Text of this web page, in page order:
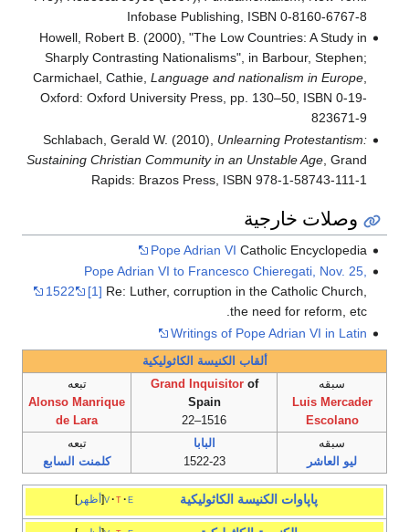
Infobase Publishing, ISBN 0-8160-6767-8
Howell, Robert B. (2000), "The Low Countries: A Study in
Sharply Contrasting Nationalisms", in Barbour, Stephen;
Carmichael, Cathie, Language and nationalism in Europe,
Oxford: Oxford University Press, pp. 130–50, ISBN 0-19-
823671-9
Schlabach, Gerald W. (2010), Unlearning Protestantism:
Sustaining Christian Community in an Unstable Age, Grand
Rapids: Brazos Press, ISBN 978-1-58743-111-1
وصلات خارجية
Pope Adrian VI Catholic Encyclopedia
Pope Adrian VI to Francesco Chieregati, Nov. 25,
1522
[1] Re: Luther, corruption in the Catholic Church,
the need for reform, etc.
Writings of Pope Adrian VI in Latin
ألقاب الكنيسة الكاثوليكية
سبقه
Luis Mercader
Escolano
Grand Inquisitorof
Spain
1516–22
تبعه
Alonso Manrique
de Lara
سبقه
ليو العاشر
البابا
1522-23
تبعه
كلمنت السابع
أظهر v t e پاپاوات الكنيسة الكاثوليكية